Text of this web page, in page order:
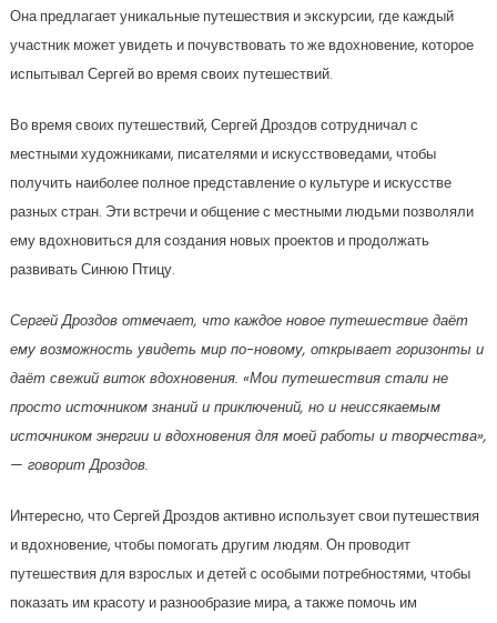
Она предлагает уникальные путешествия и экскурсии, где каждый
участник может увидеть и почувствовать то же вдохновение, которое
испытывал Сергей во время своих путешествий.
Во время своих путешествий, Сергей Дроздов сотрудничал с
местными художниками, писателями и искусствоведами, чтобы
получить наиболее полное представление о культуре и искусстве
разных стран. Эти встречи и общение с местными людьми позволяли
ему вдохновиться для создания новых проектов и продолжать
развивать Синюю Птицу.
Сергей Дроздов отмечает, что каждое новое путешествие даёт
ему возможность увидеть мир по-новому, открывает горизонты и
даёт свежий виток вдохновения. «Мои путешествия стали не
просто источником знаний и приключений, но и неиссякаемым
источником энергии и вдохновения для моей работы и творчества»,
— говорит Дроздов.
Интересно, что Сергей Дроздов активно использует свои путешествия
и вдохновение, чтобы помогать другим людям. Он проводит
путешествия для взрослых и детей с особыми потребностями, чтобы
показать им красоту и разнообразие мира, а также помочь им